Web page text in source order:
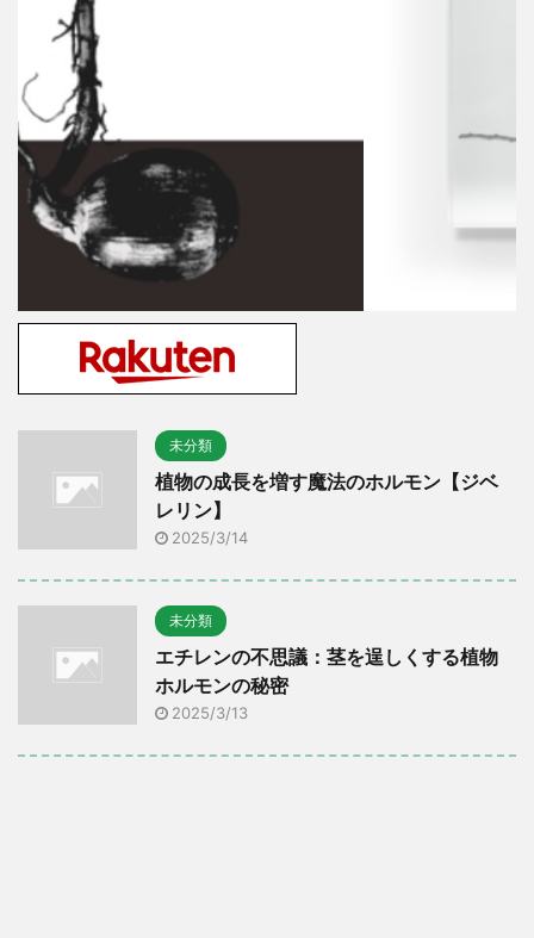
未分類
植物の成長を増す魔法のホルモン【ジベ
レリン】
2025/3/14
未分類
エチレンの不思議：茎を逞しくする植物
ホルモンの秘密
2025/3/13